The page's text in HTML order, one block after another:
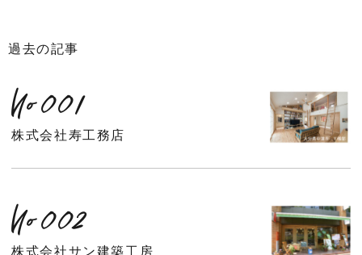
過去の記事
No001
株式会社寿工務店
No002
株式会社サン建築工房